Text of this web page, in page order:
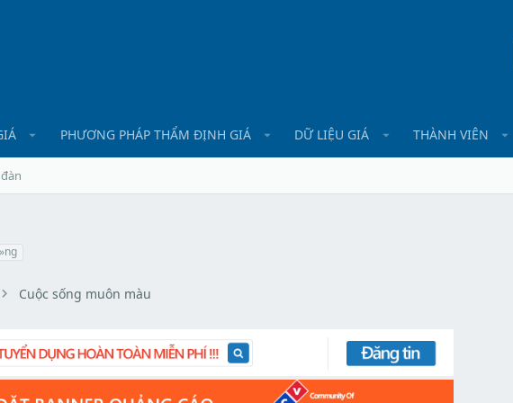
PHƯƠNG PHÁP THẨM ĐỊNH GIÁ DỮ LIỆU GIÁ THÀNH VIÊN
Cuộc sống muôn màu